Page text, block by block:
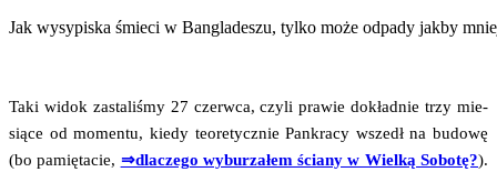
Jak wysy­pi­ska śmie­ci w Ban­gla­de­szu, tyl­ko może odpa­dy jak­by
Taki widok zasta­li­śmy 27 czerw­ca, czy­li pra­wie dokład­nie trzy mie­
sią­ce od momen­tu, kie­dy teo­re­tycz­nie Pan­kra­cy wszedł na budo­wę
(bo pamię­ta­cie, ⇒dla­cze­go wybu­rza­łem ścia­ny w Wiel­ką Sobo­tę?).